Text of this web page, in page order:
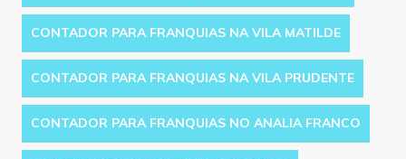
CONTADOR PARA FRANQUIAS NA VILA MATILDE
CONTADOR PARA FRANQUIAS NA VILA PRUDENTE
CONTADOR PARA FRANQUIAS NO ANALIA FRANCO